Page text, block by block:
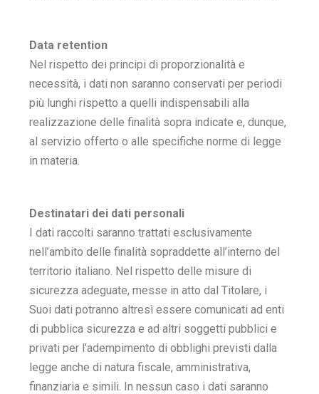
Data retention
Nel rispetto dei principi di proporzionalità e
necessità, i dati non saranno conservati per periodi
più lunghi rispetto a quelli indispensabili alla
realizzazione delle finalità sopra indicate e, dunque,
al servizio offerto o alle specifiche norme di legge
in materia.
Destinatari dei dati personali
I dati raccolti saranno trattati esclusivamente
nell’ambito delle finalità sopraddette all’interno del
territorio italiano. Nel rispetto delle misure di
sicurezza adeguate, messe in atto dal Titolare, i
Suoi dati potranno altresì essere comunicati ad enti
di pubblica sicurezza e ad altri soggetti pubblici e
privati per l’adempimento di obblighi previsti dalla
legge anche di natura fiscale, amministrativa,
finanziaria e simili. In nessun caso i dati saranno